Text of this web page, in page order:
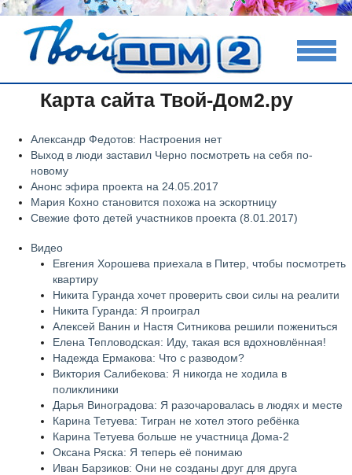
Карта сайта Твой-Дом2.ру
Александр Федотов: Настроения нет
Выход в люди заставил Черно посмотреть на себя по-
новому
Анонс эфира проекта на 24.05.2017
Мария Кохно становится похожа на эскортницу
Свежие фото детей участников проекта (8.01.2017)
Видео
Евгения Хорошева приехала в Питер, чтобы посмотреть
квартиру
Никита Гуранда хочет проверить свои силы на реалити
Никита Гуранда: Я проиграл
Алексей Ванин и Настя Ситникова решили пожениться
Елена Тепловодская: Иду, такая вся вдохновлённая!
Надежда Ермакова: Что с разводом?
Виктория Салибекова: Я никогда не ходила в
поликлиники
Дарья Виноградова: Я разочаровалась в людях и месте
Карина Тетуева: Тигран не хотел этого ребёнка
Карина Тетуева больше не участница Дома-2
Оксана Ряска: Я теперь её понимаю
Иван Барзиков: Они не созданы друг для друга